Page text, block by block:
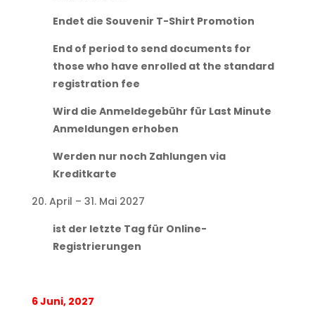
Endet die Souvenir T-Shirt Promotion
End of period to send documents for
those who have enrolled at the standard
registration fee
Wird die Anmeldegebühr für Last Minute
Anmeldungen erhoben
Werden nur noch Zahlungen via
Kreditkarte
20. April – 31. Mai 2027
ist der letzte Tag für Online-
Registrierungen
6 Juni, 2027